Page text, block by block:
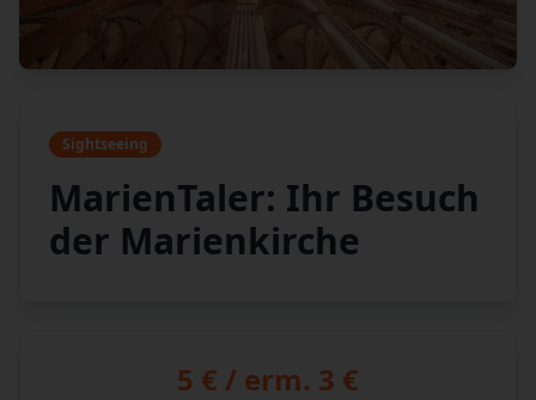
Sightseeing
MarienTaler: Ihr Besuch
der Marienkirche
5 € / erm. 3 €